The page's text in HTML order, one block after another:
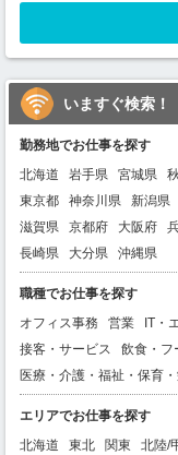
いますぐ検索！
勤務地でお仕事を探す
北海道
岩手県 宮城県
東京都
神奈川県 新潟県
滋賀県
京都府 大阪府
長崎県
大分県 沖縄県
職種でお仕事を探す
オフィス事務
営業 IT・
接客・サービス
飲食・フ
医療・介護・福祉・保育
エリアでお仕事を探す
北海道
東北 関東 北陸/